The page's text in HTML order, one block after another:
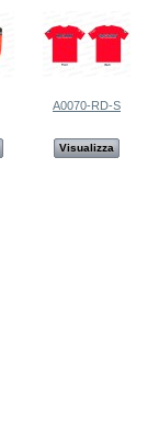
A0070-RD-S
Visualizza